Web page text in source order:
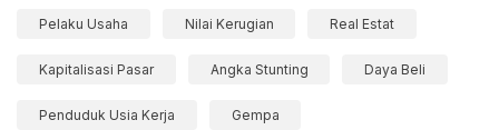
Pelaku Usaha Nilai Kerugian Real Estat
Kapitalisasi Pasar Angka Stunting Daya Beli
Penduduk Usia Kerja Gempa